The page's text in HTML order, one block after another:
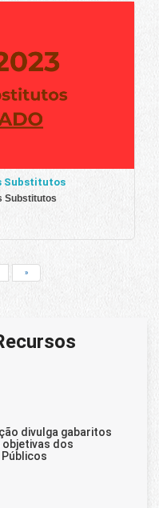
Substitutos
Substitutos
»
divulga gabaritos
dos